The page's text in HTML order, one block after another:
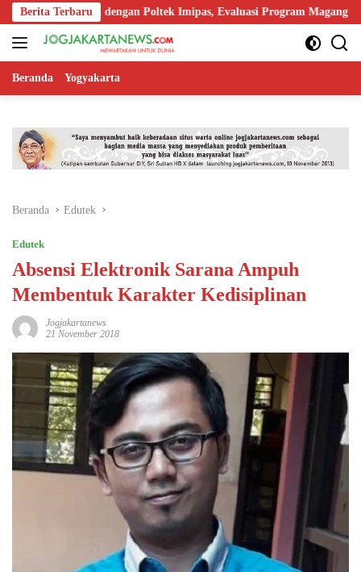
Langsung
ke
konten
Berita Terbaru
dengan Poltek Imipas, Evaluasi Program Magang Taruna
Beranda Yogyakarta
Beranda Edutek
Edutek
Absensi Elektronik Sarana Ampuh
Membentuk Karakter Kedisiplinan
Jogjakartanews
21 November 2018